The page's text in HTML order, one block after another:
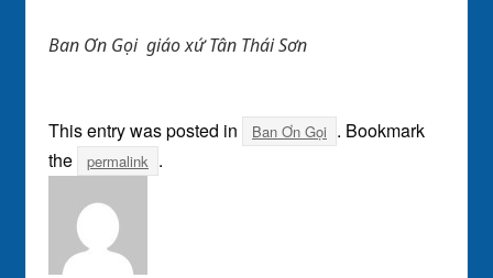
Ban Ơn Gọi giáo xứ Tân Thái Sơn
This entry was posted in Ban Ơn Gọi . Bookmark
the
permalink .